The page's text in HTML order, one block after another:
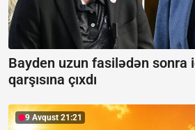
Bayden uzun fasilədən sonra
qarşısına çıxdı
9 Avqust 21:21